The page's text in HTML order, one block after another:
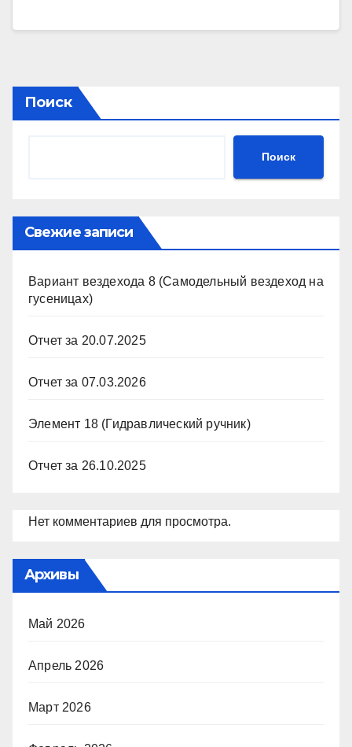
Поиск
Поиск
Свежие записи
Вариант вездехода 8 (Самодельный вездеход на
гусеницах)
Отчет за 20.07.2025
Отчет за 07.03.2026
Элемент 18 (Гидравлический ручник)
Отчет за 26.10.2025
Нет комментариев для просмотра.
Архивы
Май 2026
Апрель 2026
Март 2026